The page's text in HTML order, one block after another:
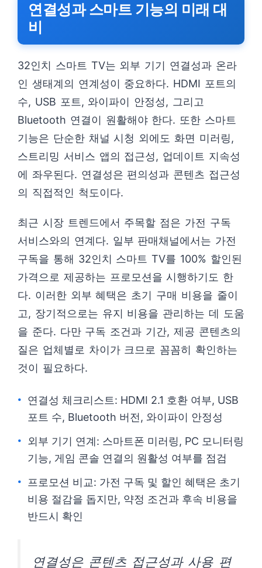
연결성과 스마트 기능의 미래 대
비
32인치 스마트 TV는 외부 기기 연결성과 온라
인 생태계의 연계성이 중요하다. HDMI 포트의
수, USB 포트, 와이파이 안정성, 그리고
Bluetooth 연결이 원활해야 한다. 또한 스마트
기능은 단순한 채널 시청 외에도 화면 미러링,
스트리밍 서비스 앱의 접근성, 업데이트 지속성
에 좌우된다. 연결성은 편의성과 콘텐츠 접근성
의 직접적인 척도이다.
최근 시장 트렌드에서 주목할 점은 가전 구독
서비스와의 연계다. 일부 판매채널에서는 가전
구독을 통해 32인치 스마트 TV를 100% 할인된
가격으로 제공하는 프로모션을 시행하기도 한
다. 이러한 외부 혜택은 초기 구매 비용을 줄이
고, 장기적으로는 유지 비용을 관리하는 데 도움
을 준다. 다만 구독 조건과 기간, 제공 콘텐츠의
질은 업체별로 차이가 크므로 꼼꼼히 확인하는
것이 필요하다.
연결성 체크리스트: HDMI 2.1 호환 여부, USB
포트 수, Bluetooth 버전, 와이파이 안정성
외부 기기 연계: 스마트폰 미러링, PC 모니터링
기능, 게임 콘솔 연결의 원활성 여부를 점검
프로모션 비교: 가전 구독 및 할인 혜택은 초기
비용 절감을 돕지만, 약정 조건과 후속 비용을
반드시 확인
연결성은 콘텐츠 접근성과 사용 편